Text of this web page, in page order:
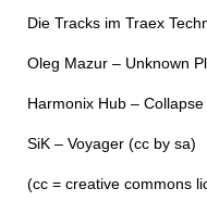
Die Tracks im Traex
Oleg Mazur – Unknown
Harmonix Hub –
SiK – Voyager (cc by sa)
(cc = creative commons